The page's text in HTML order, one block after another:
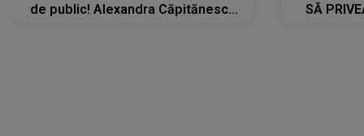
de public! Alexandra Căpitănescu
SĂ